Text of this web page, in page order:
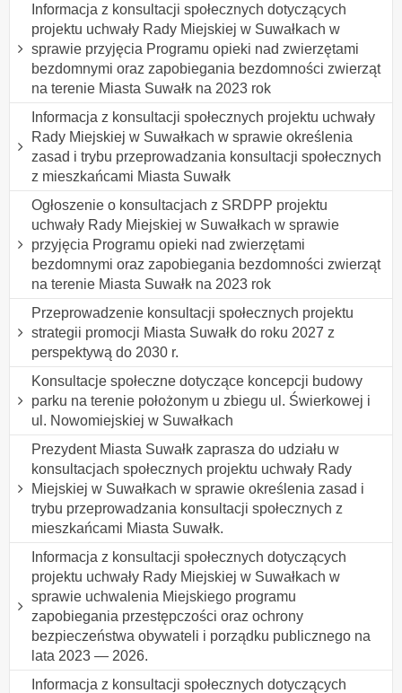
Informacja z konsultacji społecznych dotyczących
projektu uchwały Rady Miejskiej w Suwałkach w
sprawie przyjęcia Programu opieki nad zwierzętami
bezdomnymi oraz zapobiegania bezdomności zwierząt
na terenie Miasta Suwałk na 2023 rok
Informacja z konsultacji społecznych projektu uchwały
Rady Miejskiej w Suwałkach w sprawie określenia
zasad i trybu przeprowadzania konsultacji społecznych
z mieszkańcami Miasta Suwałk
Ogłoszenie o konsultacjach z SRDPP projektu
uchwały Rady Miejskiej w Suwałkach w sprawie
przyjęcia Programu opieki nad zwierzętami
bezdomnymi oraz zapobiegania bezdomności zwierząt
na terenie Miasta Suwałk na 2023 rok
Przeprowadzenie konsultacji społecznych projektu
strategii promocji Miasta Suwałk do roku 2027 z
perspektywą do 2030 r.
Konsultacje społeczne dotyczące koncepcji budowy
parku na terenie położonym u zbiegu ul. Świerkowej i
ul. Nowomiejskiej w Suwałkach
Prezydent Miasta Suwałk zaprasza do udziału w
konsultacjach społecznych projektu uchwały Rady
Miejskiej w Suwałkach w sprawie określenia zasad i
trybu przeprowadzania konsultacji społecznych z
mieszkańcami Miasta Suwałk.
Informacja z konsultacji społecznych dotyczących
projektu uchwały Rady Miejskiej w Suwałkach w
sprawie uchwalenia Miejskiego programu
zapobiegania przestępczości oraz ochrony
bezpieczeństwa obywateli i porządku publicznego na
lata 2023 — 2026.
Informacja z konsultacji społecznych dotyczących